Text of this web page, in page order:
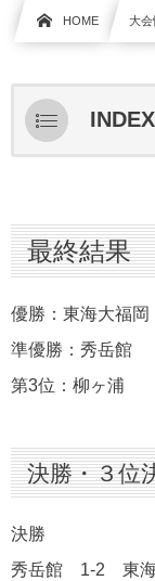
HOME 大会
INDEX
準決勝
⚽組合せ
最終結果
優勝：東海大福岡
準優勝：秀岳館
第3位：柳ヶ浦
決勝・３位
決勝
秀岳館 1-2 東海